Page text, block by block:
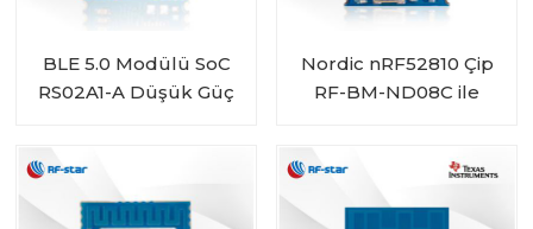
BLE 5.0 Modülü SoC
RS02A1-A Düşük Güç
Nordic nRF52810 Çip
RF-BM-ND08C ile